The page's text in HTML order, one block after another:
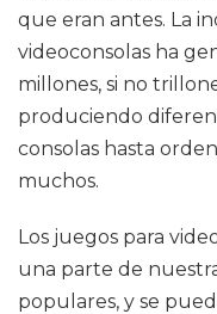
que eran antes. La
videoconsolas ha
millones, si no
produciendo
consolas hasta
muchos.
Los juegos para
una parte de
populares, y se